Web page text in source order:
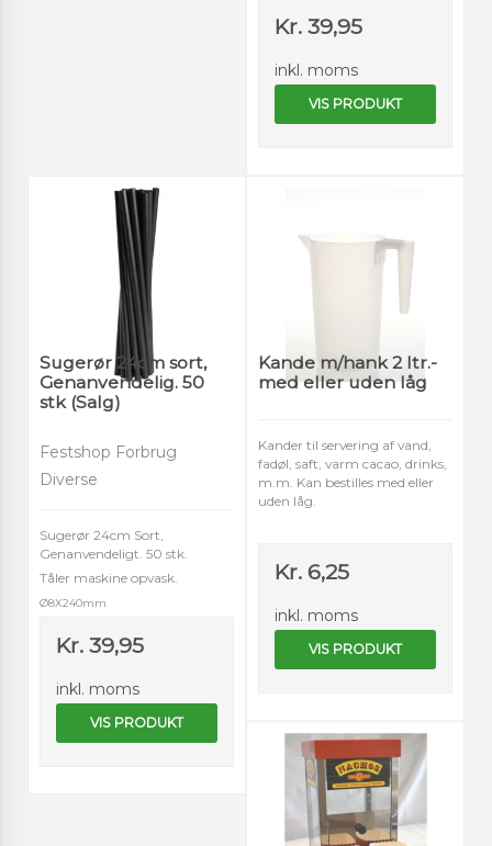
Kr. 39,95
inkl. moms
VIS PRODUKT
Sugerør 24cm sort,
Genanvendelig. 50
stk (Salg)
Festshop Forbrug
Diverse
Sugerør 24cm Sort,
Genanvendeligt. 50 stk.
Tåler maskine opvask.
Ø8X240mm
Kr. 39,95
inkl. moms
VIS PRODUKT
Kande m/hank 2 ltr.-
med eller uden låg
Kander til servering af vand,
fadøl, saft, varm cacao, drinks,
m.m. Kan bestilles med eller
uden låg.
Kr. 6,25
inkl. moms
VIS PRODUKT